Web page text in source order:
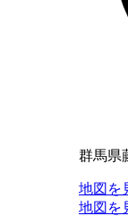
群馬県
地図を
地図を